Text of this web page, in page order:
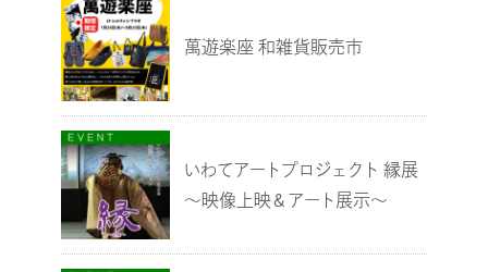
萬遊楽座 和雑貨販売市
いわてアートプロジェクト 縁展
～映像上映＆アート展示～